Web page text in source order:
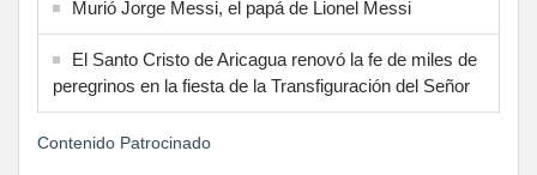
Murió Jorge Messi, el papá de Lionel Messi
El Santo Cristo de Aricagua renovó la fe de miles de
peregrinos en la fiesta de la Transfiguración del Señor
Contenido Patrocinado